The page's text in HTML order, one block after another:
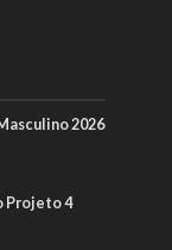
2026
Projeto 4